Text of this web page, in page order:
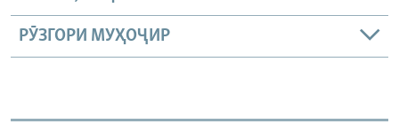
РӮЗГОРИ МУҲОҶИР